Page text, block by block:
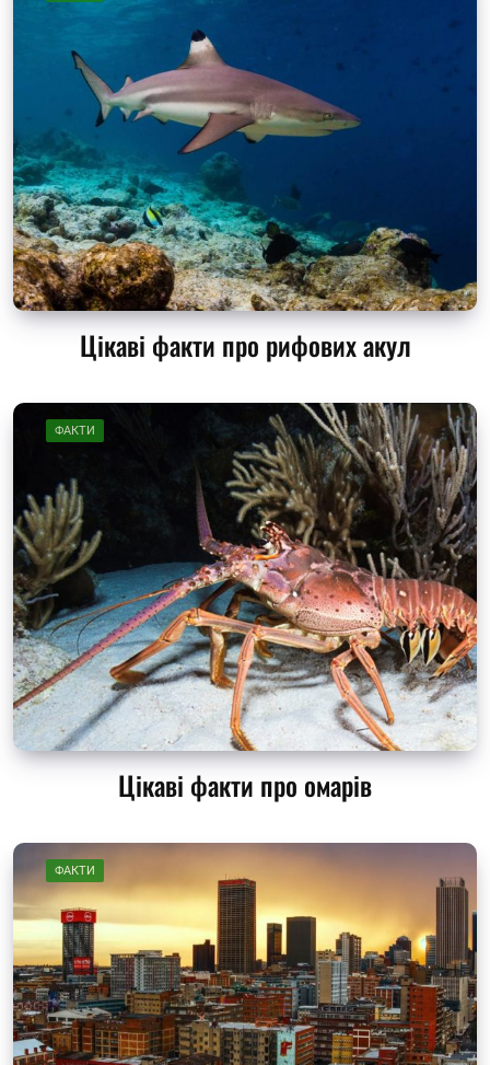
Цікаві факти про рифових акул
ФАКТИ
Цікаві факти про омарів
ФАКТИ